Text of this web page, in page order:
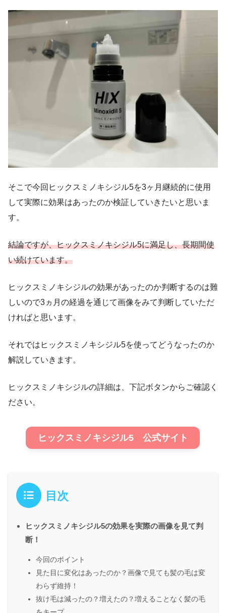
そこで今回ヒックスミノキシジル5を3ヶ月継続的に使用
して実際に効果はあったのか検証していきたいと思いま
す。
結論ですが、ヒックスミノキシジル5に満足し、長期間使
い続けています。
ヒックスミノキシジルの効果があったのか判断するのは難
しいので3ヵ月の経過を通じて画像をみて判断していただ
ければと思います。
それではヒックスミノキシジル5を使ってどうなったのか
解説していきます。
ヒックスミノキシジルの詳細は、下記ボタンからご確認く
ださい。
ヒックスミノキシジル5 公式サイト
目次
ヒックスミノキシジル5の効果を実際の画像を見て判
断！
今回のポイント
見た目に変化はあったのか？画像で見ても髪の毛は変
わらず維持！
抜け毛は減ったの？増えたの？増えることなく髪の毛